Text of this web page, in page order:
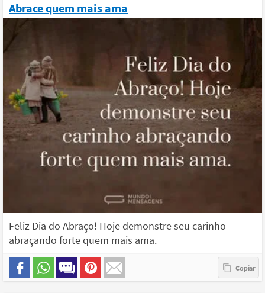
Abrace quem mais ama
Feliz Dia do Abraço! Hoje demonstre seu carinho
abraçando forte quem mais ama.